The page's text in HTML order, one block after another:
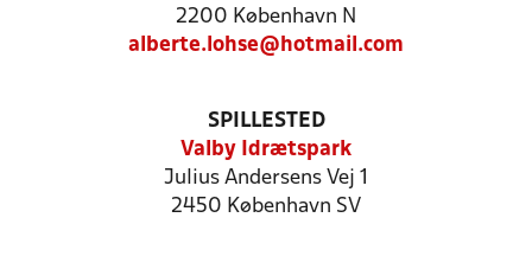
2200 København N
alberte.lohse@hotmail.com
SPILLESTED
Valby Idrætspark
Julius Andersens Vej 1
2450 København SV